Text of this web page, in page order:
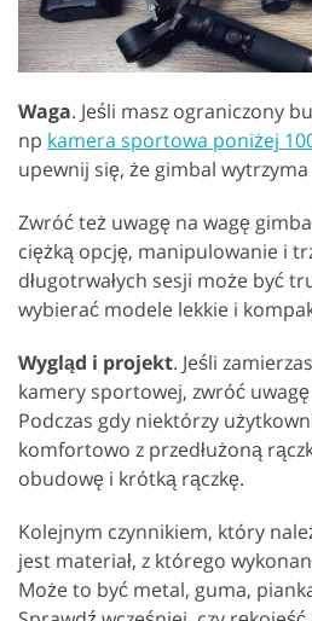
Waga. Jeśli masz ograniczony
np kamera sportowa poniżej
upewnij się, że gimbal
Zwróć też uwagę na wagę
ciężką opcję, manipulowanie i
długotrwałych sesji może być
wybierać modele lekkie i
Wygląd i projekt. Jeśli
kamery sportowej, zwróć
Podczas gdy niektórzy
komfortowo z przedłużoną
obudowę i krótką rączkę.
Kolejnym czynnikiem, który
jest materiał, z którego
Może to być metal, guma,